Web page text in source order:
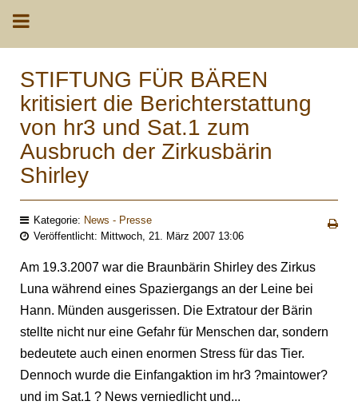
STIFTUNG FÜR BÄREN
kritisiert die Berichterstattung
von hr3 und Sat.1 zum
Ausbruch der Zirkusbärin
Shirley
Kategorie: News - Presse
Veröffentlicht: Mittwoch, 21. März 2007 13:06
Am 19.3.2007 war die Braunbärin Shirley des Zirkus
Luna während eines Spaziergangs an der Leine bei
Hann. Münden ausgerissen. Die Extratour der Bärin
stellte nicht nur eine Gefahr für Menschen dar, sondern
bedeutete auch einen enormen Stress für das Tier.
Dennoch wurde die Einfangaktion im hr3 ?maintower?
und im Sat.1 ? News verniedlicht und...